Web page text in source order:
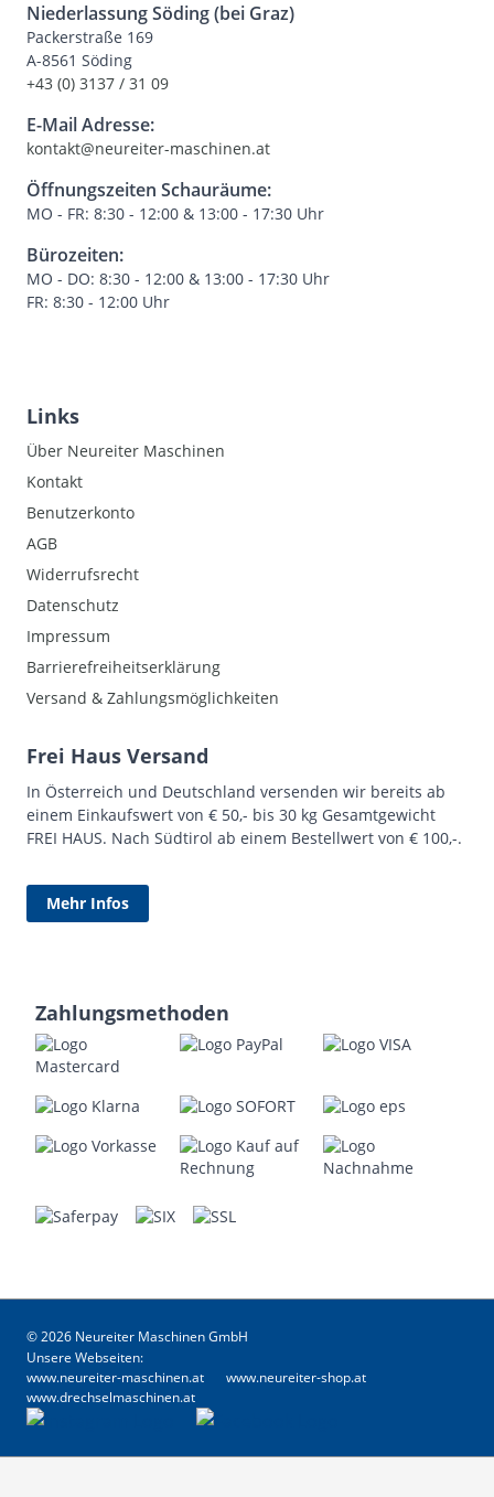
Niederlassung Söding (bei Graz)
Packerstraße 169
A-8561 Söding
+43 (0) 3137 / 31 09
E-Mail Adresse:
kontakt@neureiter-maschinen.at
Öffnungszeiten Schauräume:
MO - FR: 8:30 - 12:00 & 13:00 - 17:30 Uhr
Bürozeiten:
MO - DO: 8:30 - 12:00 & 13:00 - 17:30 Uhr
FR: 8:30 - 12:00 Uhr
Links
Über Neureiter Maschinen
Kontakt
Benutzerkonto
AGB
Widerrufsrecht
Datenschutz
Impressum
Barrierefreiheitserklärung
Versand & Zahlungsmöglichkeiten
Frei Haus Versand
In Österreich und Deutschland versenden wir bereits ab
einem Einkaufswert von € 50,- bis 30 kg Gesamtgewicht
FREI HAUS. Nach Südtirol ab einem Bestellwert von € 100,-.
Mehr Infos
Zahlungsmethoden
© 2026 Neureiter Maschinen GmbH
Unsere Webseiten:
www.neureiter-maschinen.at
www.neureiter-shop.at
www.drechselmaschinen.at